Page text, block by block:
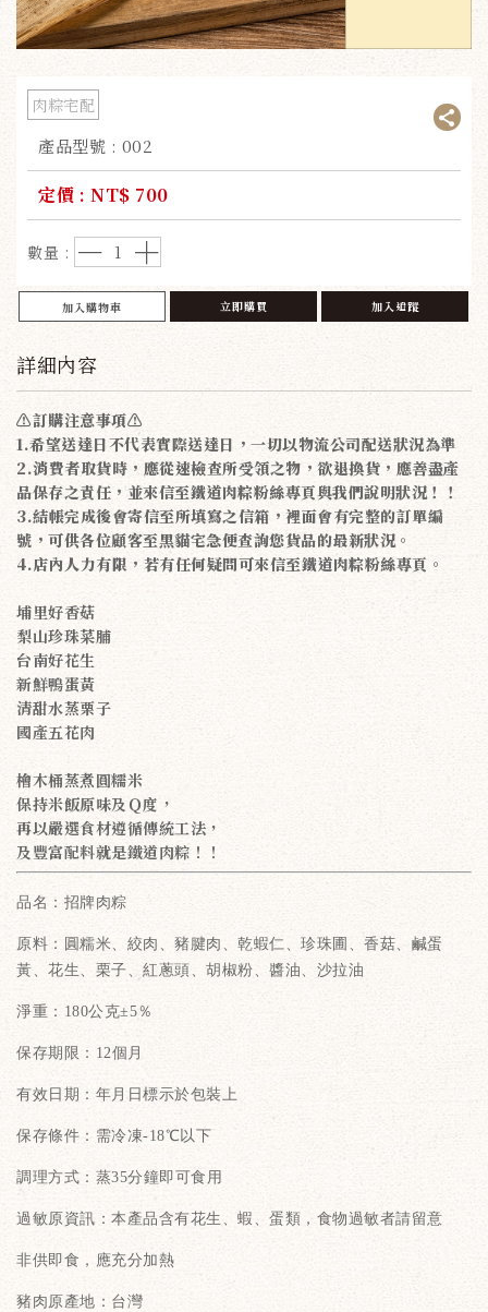
肉粽宅配
產品型號 : 002
定價 : NT$ 700
數量 : ＋
－
加入購物車 立即購買 加入追蹤
詳細內容
⚠️訂購注意事項⚠️
1.希望送達日不代表實際送達日，一切以物流公司配送狀況為準
2.消費者取貨時，應從速檢查所受領之物，欲退換貨，應善盡產
品保存之責任，並來信至鐵道肉粽粉絲專頁與我們說明狀況！！
3.結帳完成後會寄信至所填寫之信箱，裡面會有完整的訂單編
號，可供各位顧客至黑貓宅急便查詢您貨品的最新狀況。
4.店內人力有限，若有任何疑問可來信至鐵道肉粽粉絲專頁。
埔里好香菇
梨山珍珠菜脯
台南好花生
新鮮鴨蛋黃
清甜水蒸栗子
國產五花肉
檜木桶蒸煮圓糯米
保持米飯原味及Ｑ度，
再以嚴選食材遵循傳統工法，
及豐富配料就是鐵道肉粽！！
品名：招牌肉粽
原料：圓糯米、絞肉、豬腱肉、乾蝦仁、珍珠圃、香菇、鹹蛋
黃、花生、栗子、紅蔥頭、胡椒粉、醬油、沙拉油
淨重：180公克±5％
保存期限：12個月
有效日期：年月日標示於包裝上
保存條件：需冷凍-18℃以下
調理方式：蒸35分鐘即可食用
過敏原資訊：本產品含有花生、蝦、蛋類，食物過敏者請留意
非供即食，應充分加熱
豬肉原產地：台灣